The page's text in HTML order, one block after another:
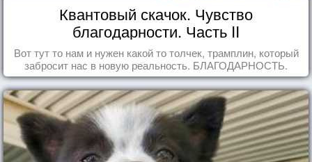
Квантовый скачок. Чувство
благодарности. Часть II
Вот тут то нам и нужен какой то толчек, трамплин, который
забросит нас в новую реальность. БЛАГОДАРНОСТЬ.